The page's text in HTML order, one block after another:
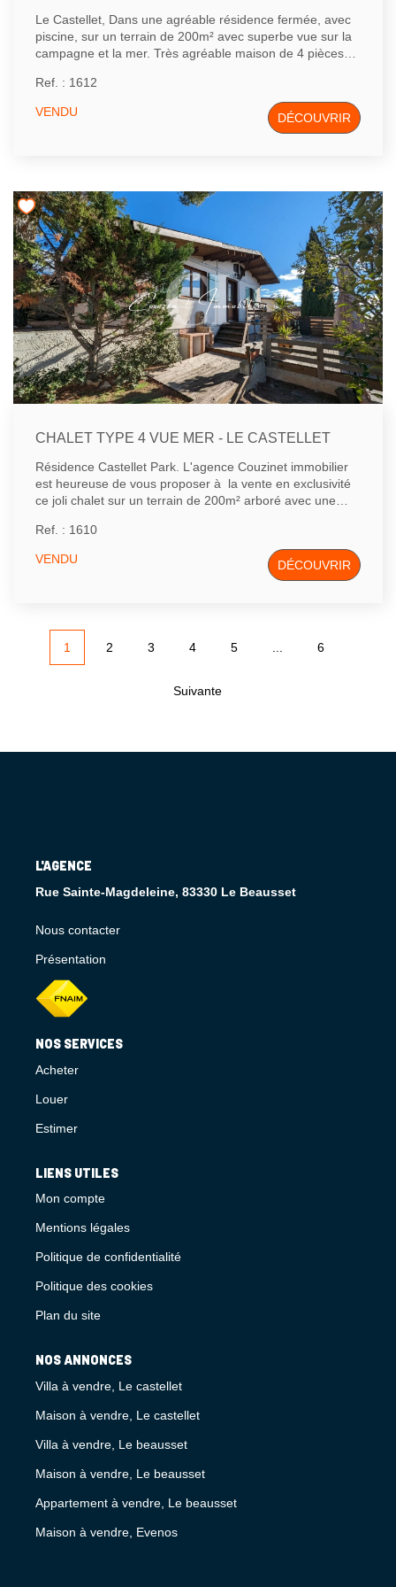
Le Castellet, Dans une agréable résidence fermée, avec
piscine, sur un terrain de 200m² avec superbe vue sur la
campagne et la mer. Très agréable maison de 4 pièces
salon donnant sur terrasse exposée au sud, cuisine
américaine entièrement équipée, dégagement avec
placard et deux chambres dont une de 15m². Chambre
au sous-sol avec accès direct sur l'extérieur.
Ref. : 1612
VENDU DÉCOUVRIR
CHALET TYPE 4 VUE MER - LE CASTELLET
Résidence Castellet Park. L'agence Couzinet immobilier
est heureuse de vous proposer à la vente en exclusivité
ce joli chalet sur un terrain de 200m² arboré avec une
cuisine ouverte aménagée donnant sur une grande
terrasse en bois ensoleillée, d'un salon avec cheminée,
de deux chambres, d'une salle d'eau avec wc et d'une
Ref. : 1610
VENDU DÉCOUVRIR
1 2 3 4 5 6
Suivante
L'AGENCE
Rue Sainte-Magdeleine, 83330 Le Beausset
Nous contacter
Présentation
NOS SERVICES
Acheter
Louer
Estimer
LIENS UTILES
Mon compte
Mentions légales
Politique de confidentialité
Politique des cookies
Plan du site
NOS ANNONCES
Villa à vendre, Le castellet
Maison à vendre, Le castellet
Villa à vendre, Le beausset
Maison à vendre, Le beausset
Appartement à vendre, Le beausset
Maison à vendre, Evenos